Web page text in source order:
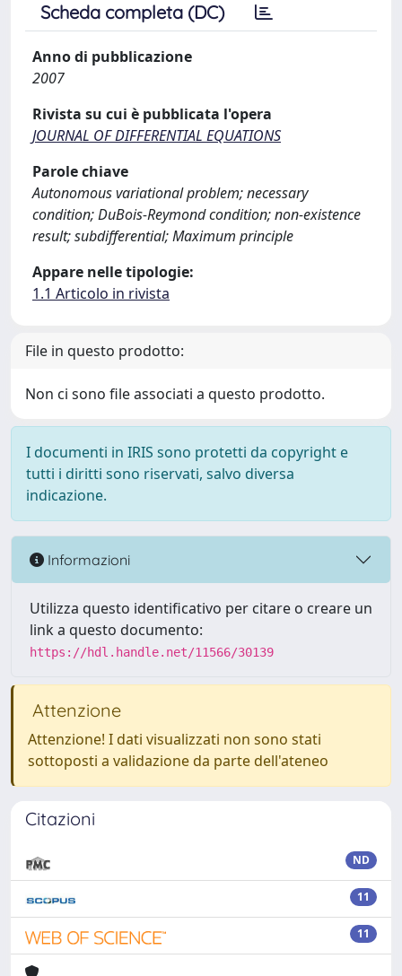
Scheda completa (DC)
Anno di pubblicazione
2007
Rivista su cui è pubblicata l'opera
JOURNAL OF DIFFERENTIAL EQUATIONS
Parole chiave
Autonomous variational problem; necessary
condition; DuBois-Reymond condition; non-existence
result; subdifferential; Maximum principle
Appare nelle tipologie:
1.1 Articolo in rivista
File in questo prodotto:
Non ci sono file associati a questo prodotto.
I documenti in IRIS sono protetti da copyright e
tutti i diritti sono riservati, salvo diversa
indicazione.
Informazioni
Utilizza questo identificativo per citare o creare un
link a questo documento:
https://hdl.handle.net/11566/30139
Attenzione
Attenzione! I dati visualizzati non sono stati
sottoposti a validazione da parte dell'ateneo
Citazioni
ND
11
11